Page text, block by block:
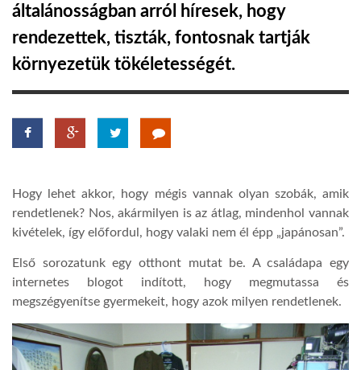
HÍR3D
TROPICALMAGAZIN
A NAP SZÉPE
LINKTR.EE
GLOBOZSARU
általánosságban arról híresek, hogy
rendezettek, tiszták, fontosnak tartják
környezetük tökéletességét.
Hogy lehet akkor, hogy mégis vannak olyan szobák, amik
rendetlenek? Nos, akármilyen is az átlag, mindenhol vannak
kivételek, így előfordul, hogy valaki nem él épp „japánosan”.
Első sorozatunk egy otthont mutat be. A családapa egy
internetes blogot indított, hogy megmutassa és
megszégyenítse gyermekeit, hogy azok milyen rendetlenek.